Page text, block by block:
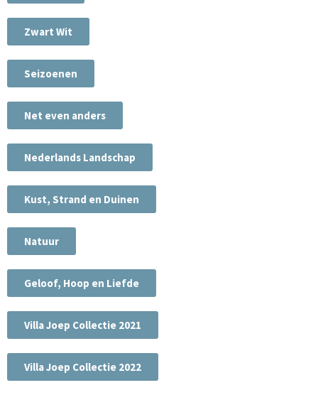
Zwart Wit
Seizoenen
Net even anders
Nederlands Landschap
Kust, Strand en Duinen
Natuur
Geloof, Hoop en Liefde
Villa Joep Collectie 2021
Villa Joep Collectie 2022